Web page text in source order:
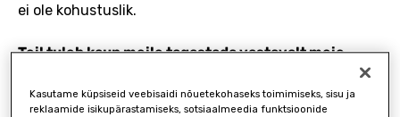
ei ole kohustuslik.
Teil tuleb kaup meile tagastada vastavalt meie
tagastamise tingimustele.
Kasutame küpsiseid veebisaidi nõuetekohaseks toimimiseks, sisu ja
reklaamide isikupärastamiseks, sotsiaalmeedia funktsioonide